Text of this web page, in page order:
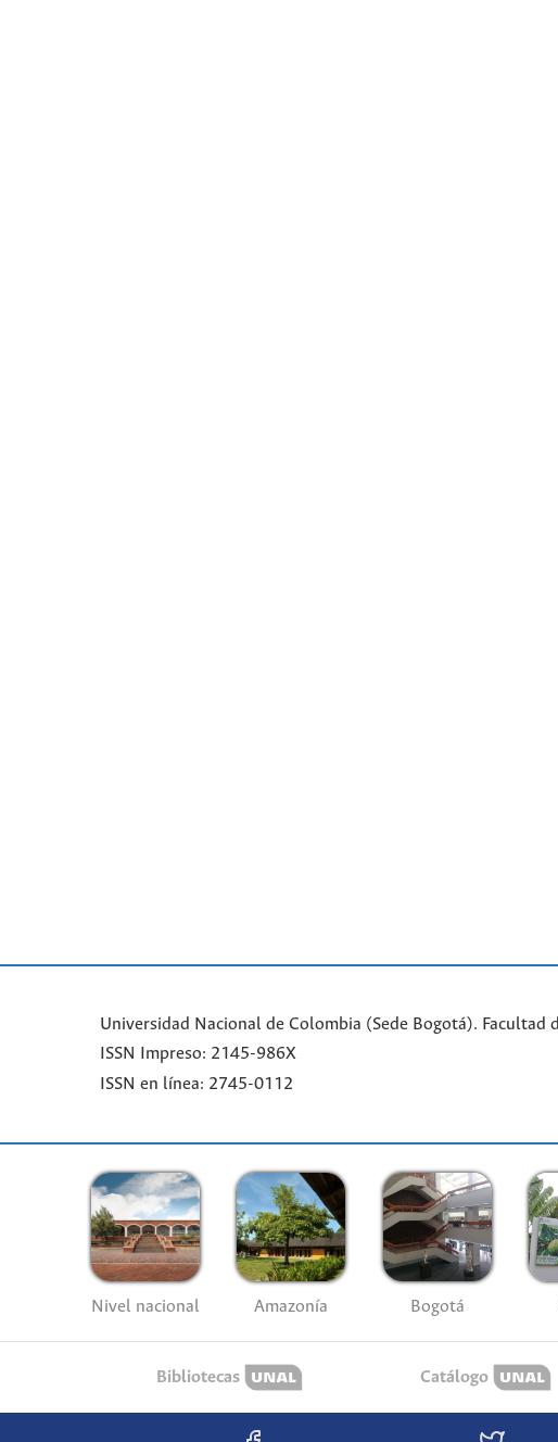
Universidad Nacional de Colombia (Sede Bogotá). Facultad
ISSN Impreso: 2145-986X
ISSN en línea: 2745-0112
Nivel nacional Amazonía Bogotá
Bibliotecas Catálogo